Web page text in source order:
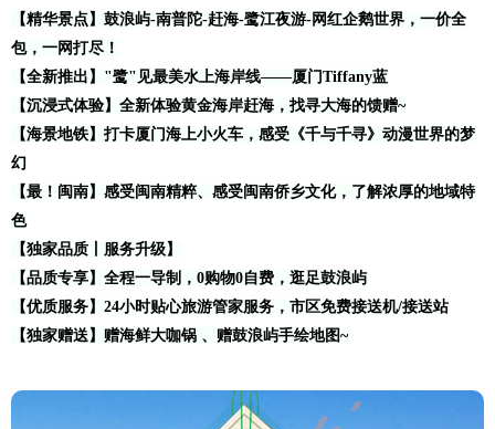
【精华景点】鼓浪屿-南普陀-赶海-鹭江夜游-网红企鹅世界，一价全
包，一网打尽！
【全新推出】"鹭"见最美水上海岸线——厦门Tiffany蓝
【沉浸式体验】全新体验黄金海岸赶海，找寻大海的馈赠~
【海景地铁】打卡厦门海上小火车，感受《千与千寻》动漫世界的梦
幻
【最！闽南】感受闽南精粹、感受闽南侨乡文化，了解浓厚的地域特
色
【独家品质丨服务升级】
【品质专享】全程一导制，0购物0自费，逛足鼓浪屿
【优质服务】24小时贴心旅游管家服务，市区免费接送机/接送站
【独家赠送】赠海鲜大咖锅 、赠鼓浪屿手绘地图~